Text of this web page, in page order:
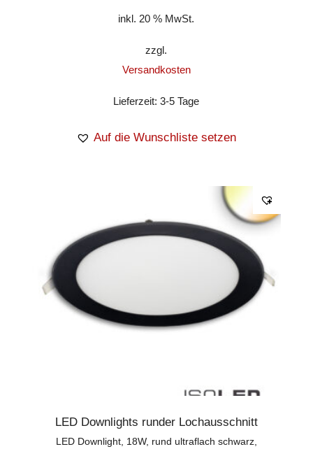
inkl. 20 % MwSt.
zzgl.
Versandkosten
Lieferzeit:3-5 Tage
Auf die Wunschliste setzen
LED Downlights runder Lochausschnitt
LED Downlight, 18W, rund ultraflach schwarz,